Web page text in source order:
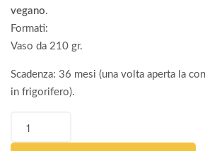
vegano.
Formati:
Vaso da 210 gr.
Scadenza: 36 mesi (una volta aperta la
in frigorifero).